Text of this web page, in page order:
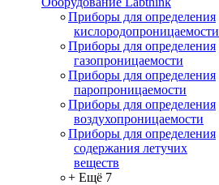
Приборы для определения
кислородопроницаемости
Приборы для определения
газопроницаемости
Приборы для определения
паропроницаемости
Приборы для определения
воздухопроницаемости
Приборы для определения
содержания летучих
веществ
+ Ещё 7